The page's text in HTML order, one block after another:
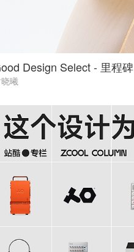
Design Select - 里程碑
曦